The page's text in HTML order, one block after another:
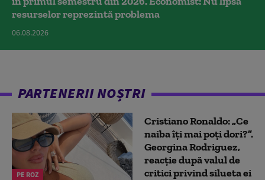
resurselor reprezintă problema
06.08.2026
PARTENERII NOȘTRI
PE ROZ
Cristiano Ronaldo: „Ce
naiba îți mai poți dori?”.
Georgina Rodriguez,
reacție după valul de
critici privind silueta ei